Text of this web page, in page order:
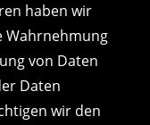
haben wir
Wahrnehmung
von Daten
Daten
wir den